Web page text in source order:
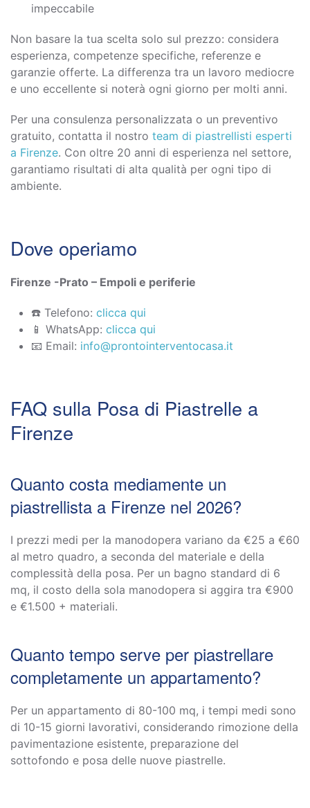
impeccabile
Non basare la tua scelta solo sul prezzo: considera
esperienza, competenze specifiche, referenze e
garanzie offerte. La differenza tra un lavoro mediocre
e uno eccellente si noterà ogni giorno per molti anni.
Per una consulenza personalizzata o un preventivo
gratuito, contatta il nostro team di piastrellisti esperti
a Firenze. Con oltre 20 anni di esperienza nel settore,
garantiamo risultati di alta qualità per ogni tipo di
ambiente.
Dove operiamo
Firenze -Prato – Empoli e periferie
☎️ Telefono: clicca qui
📱 WhatsApp: clicca qui
📧 Email: info@prontointerventocasa.it
FAQ sulla Posa di Piastrelle a
Firenze
Quanto costa mediamente un
piastrellista a Firenze nel 2026?
I prezzi medi per la manodopera variano da €25 a €60
al metro quadro, a seconda del materiale e della
complessità della posa. Per un bagno standard di 6
mq, il costo della sola manodopera si aggira tra €900
e €1.500 + materiali.
Quanto tempo serve per piastrellare
completamente un appartamento?
Per un appartamento di 80-100 mq, i tempi medi sono
di 10-15 giorni lavorativi, considerando rimozione della
pavimentazione esistente, preparazione del
sottofondo e posa delle nuove piastrelle.